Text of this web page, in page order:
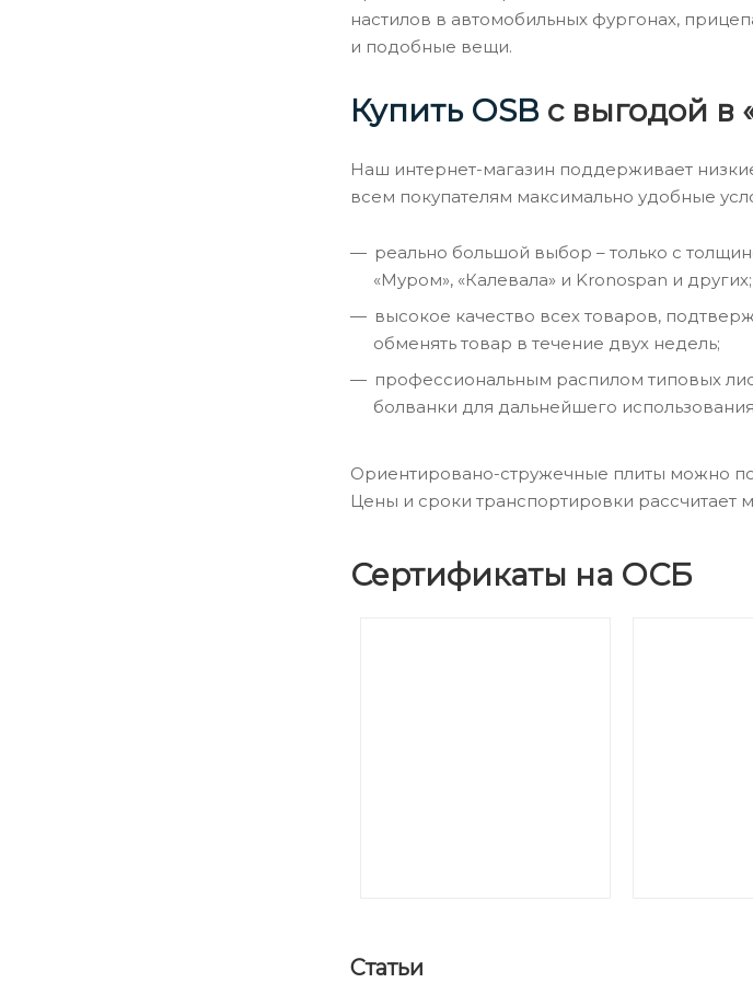
настилов в автомобильных фургонах,
и подобные вещи.
Купить ОSB с выгодой в
Наш интернет-магазин поддерживает
всем покупателям максимально удобные
реально большой выбор – только с
«Муром», «Калевала» и Kronospan и других;
высокое качество всех товаров,
обменять товар в течение двух недель;
профессиональным распилом типовых
болванки для дальнейшего
Ориентировано-стружечные плиты можно
Цены и сроки транспортировки
Сертификаты на ОСБ
Статьи